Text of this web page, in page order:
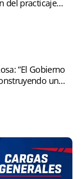
del practicaje
“El Gobierno
un